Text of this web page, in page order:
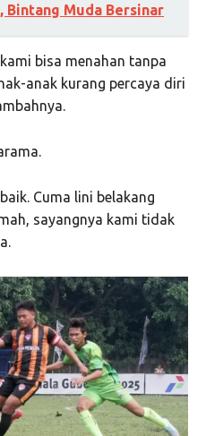
Bintang Muda Bersinar
bisa menahan tanpa
anak kurang percaya diri
Cuma lini belakang
sayangnya kami tidak